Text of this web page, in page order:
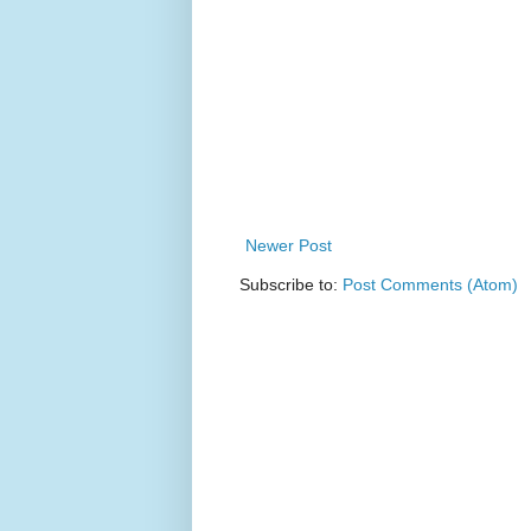
Newer Post
Subscribe to: Post Comments (Atom)